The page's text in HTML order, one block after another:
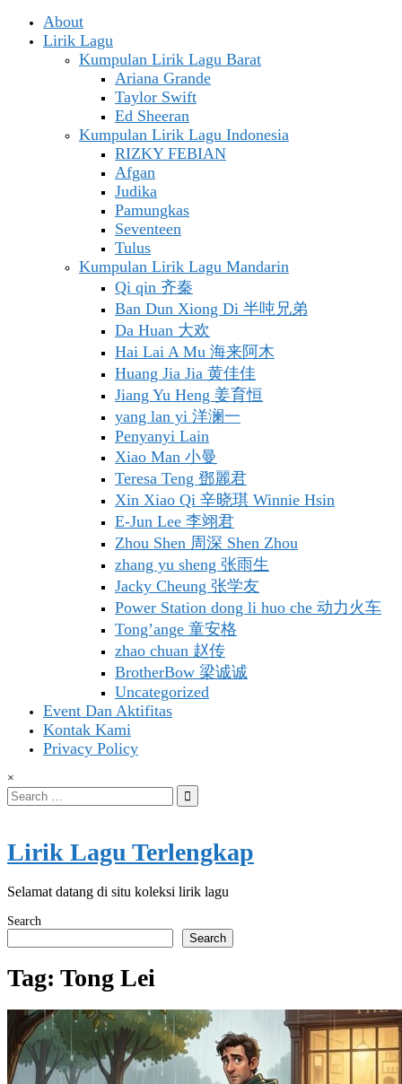
About
Lirik Lagu
Kumpulan Lirik Lagu Barat
Ariana Grande
Taylor Swift
Ed Sheeran
Kumpulan Lirik Lagu Indonesia
RIZKY FEBIAN
Afgan
Judika
Pamungkas
Seventeen
Tulus
Kumpulan Lirik Lagu Mandarin
Qi qin 齐秦
Ban Dun Xiong Di 半吨兄弟
Da Huan 大欢
Hai Lai A Mu 海来阿木
Huang Jia Jia 黄佳佳
Jiang Yu Heng 姜育恒
yang lan yi 洋澜一
Penyanyi Lain
Xiao Man 小曼
Teresa Teng 鄧麗君
Xin Xiao Qi 辛晓琪 Winnie Hsin
E-Jun Lee 李翊君
Zhou Shen 周深 Shen Zhou
zhang yu sheng 张雨生
Jacky Cheung 张学友
Power Station dong li huo che 动力火车
Tong’ange 童安格
zhao chuan 赵传
BrotherBow 梁诚诚
Uncategorized
Event Dan Aktifitas
Kontak Kami
Privacy Policy
×
Search
for:
Lirik Lagu Terlengkap
Selamat datang di situ koleksi lirik lagu
Search
Search
Tag: Tong Lei